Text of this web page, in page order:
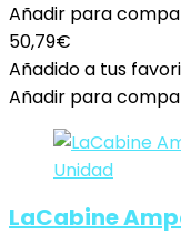
Añadir para
50,79€
Añadido a tus
Añadir para
LaCabine